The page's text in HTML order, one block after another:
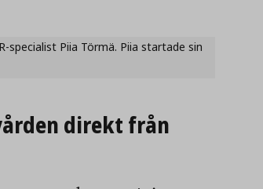
specialist Piia Törmä. Piia startade sin
direkt från